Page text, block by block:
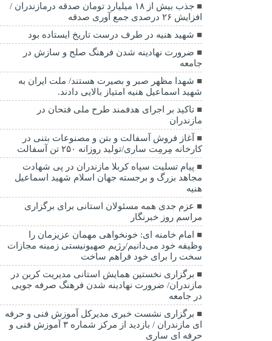
جذب بیش از ۱۸ میلیارد تومان صدقه درمازندران /
افزایش ۲۶ درصدی جمع آوری صدقه
شهید هنیه در طرف درست تاریخ ایستاده بود
ضرورت نهادینه شدن فرهنگ صلح و سازش در
جامعه
شهدا مظهر صبر و بصیرت هستند/ ملت ایران به
شهید اسماعیل هنیه امتیاز بالایی دادند.
تاکید بر اجرای هدفمند طرح ملی فتحان در
مازندران
آغاز فروش آسفالت و بتن و مصنوعات بتنی در
کارخانه مِرمِت ساری/تولید روزانه ۲۵۰ تن آسفالت
پیام تسلیت سپاه کربلا مازندران در پی شهادت
مجاهد بزرگ و برجسته جهان اسلام شهید اسماعیل
هنیه
عزم جدی همه مسئولان استانی برای برگزاری
مراسم روز خبرنگار
امام خامنه ای: خونخواهی مهمان عزیزمان را
وظیفه خود می‌دانیم/رژیم صهیونیستی زمینه مجازات
سخت را برای خود فراهم ساخت
برگزاری نخستین همایش استانی مدیریت کربن در
مازندران/ ضرورت نهادینه شدن فرهنگ صرفه جویی
در جامعه
برگزاری نشست خبری مدیرکل آموزش فنی و حرفه
ای مازندران / بازدید از مرکز شماره ۳ آموزش فنی و
حرفه ای ساری